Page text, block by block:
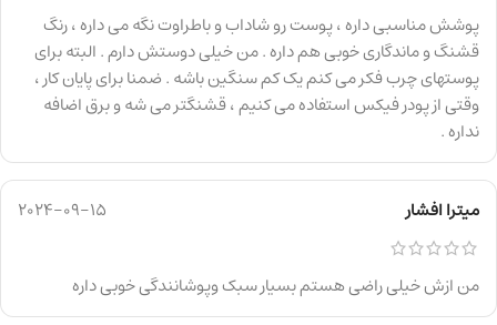
پوشش مناسبی داره ، پوست رو شاداب و باطراوت نگه می داره ، رنگ
قشنگ و ماندگاری خوبی هم داره . من خیلی دوستش دارم . البته برای
پوستهای چرب فکر می کنم یک کم سنگین باشه . ضمنا برای پایان کار ،
وقتی از پودر فیکس استفاده می کنیم ، قشنگتر می شه و برق اضافه
نداره .
میترا افشار 2024-09-15
من ازش خیلی راضی هستم بسیار سبک وپوشانندگی خوبی داره